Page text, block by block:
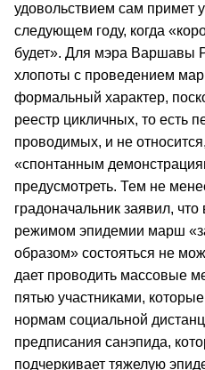
удовольствием сам примет
следующем году, когда
будет». Для мэра Варшавы
хлопоты с проведением
формальный характер,
реестр цикличных, то есть
проводимых, и не
«спонтанным
предусмотреть. Тем не
градоначальник заявил,
режимом эпидемии марш
образом» состояться не
дает проводить массовые
пятью участниками,
нормам социальной
предписания санэпида,
подчеркивает тяжелую